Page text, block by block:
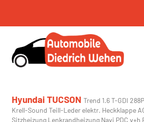
Hyundai TUCSON Trend 1.6 T-GDI
Krell-Sound Teill-Leder elektr. Heckklappe
Sitzheizung Lenkrandheizung Navi PDC v+h